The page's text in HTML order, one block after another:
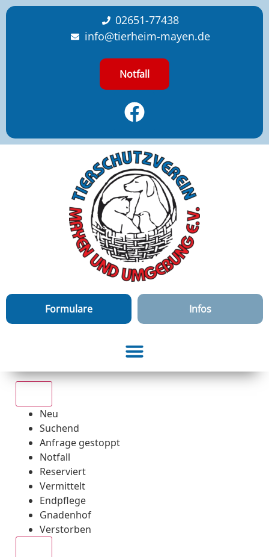
content
02651-77438
info@tierheim-mayen.de
Notfall
Formulare Infos
Neu
Suchend
Anfrage gestoppt
Notfall
Reserviert
Vermittelt
Endpflege
Gnadenhof
Verstorben